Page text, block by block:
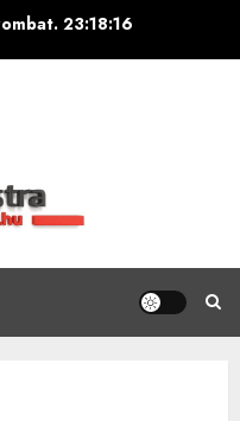
23:18:17